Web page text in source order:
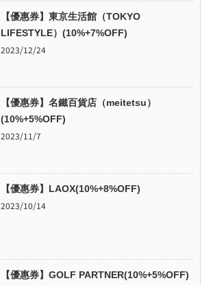
【優惠券】東京生活館（TOKYO
LIFESTYLE）(10%+7%OFF)
2023/12/24
【優惠券】名鐵百貨店（meitetsu）
(10%+5%OFF)
2023/11/7
【優惠券】LAOX(10%+8%OFF)
2023/10/14
【優惠券】GOLF PARTNER(10%+5%OFF)